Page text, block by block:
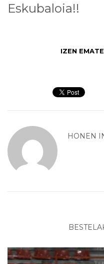
Eskubaloia!!
IZEN
HONEN